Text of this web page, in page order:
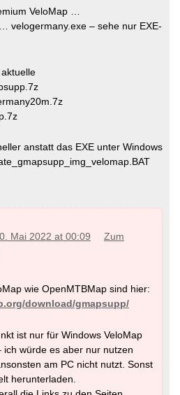
VeloMap …
velogermany.exe – sehe nur EXE-
anstatt das EXE unter Windows
Mai 2022 at 00:09
Zum
wie OpenMTBMap sind hier:
download/gmapsupp/
ist nur für Windows VeloMap
ich würde es aber nur nutzen
am PC nicht nutzt. Sonst
herunterladen.